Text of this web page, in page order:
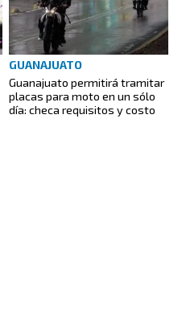
GUANAJUATO
Guanajuato permitirá tramitar
placas para moto en un sólo
día: checa requisitos y costo